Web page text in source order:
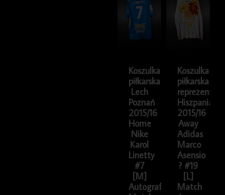
Koszulka
piłkarska
Lech
Poznań
2015/16
Home
Nike
Karol
Linetty
#7
[M]
Autografy
Koszulka
piłkarska
reprezentacji
Hiszpania
2015/16
Away
Adidas
Marco
Asensio
? #19
[L]
Match